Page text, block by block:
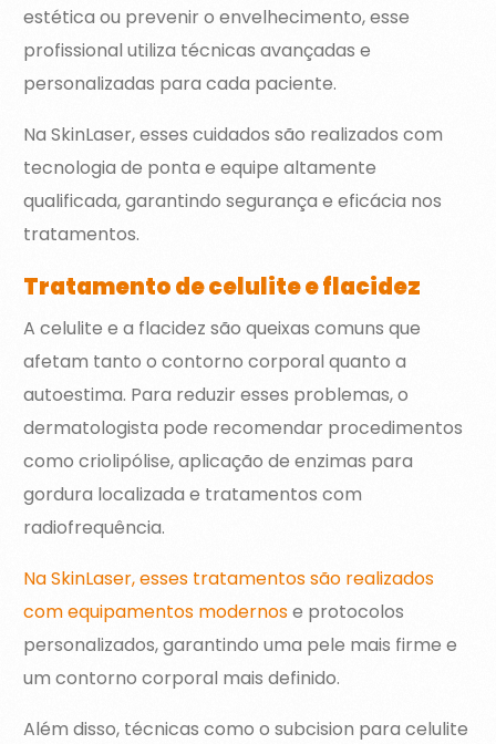
estética ou prevenir o envelhecimento, esse
profissional utiliza técnicas avançadas e
personalizadas para cada paciente.
Na SkinLaser, esses cuidados são realizados com
tecnologia de ponta e equipe altamente
qualificada, garantindo segurança e eficácia nos
tratamentos.
Tratamento de celulite e flacidez
A celulite e a flacidez são queixas comuns que
afetam tanto o contorno corporal quanto a
autoestima. Para reduzir esses problemas, o
dermatologista pode recomendar procedimentos
como criolipólise, aplicação de enzimas para
gordura localizada e tratamentos com
radiofrequência.
Na SkinLaser, esses tratamentos são realizados
com equipamentos modernose protocolos
personalizados, garantindo uma pele mais firme e
um contorno corporal mais definido.
Além disso, técnicas como o subcision para celulite